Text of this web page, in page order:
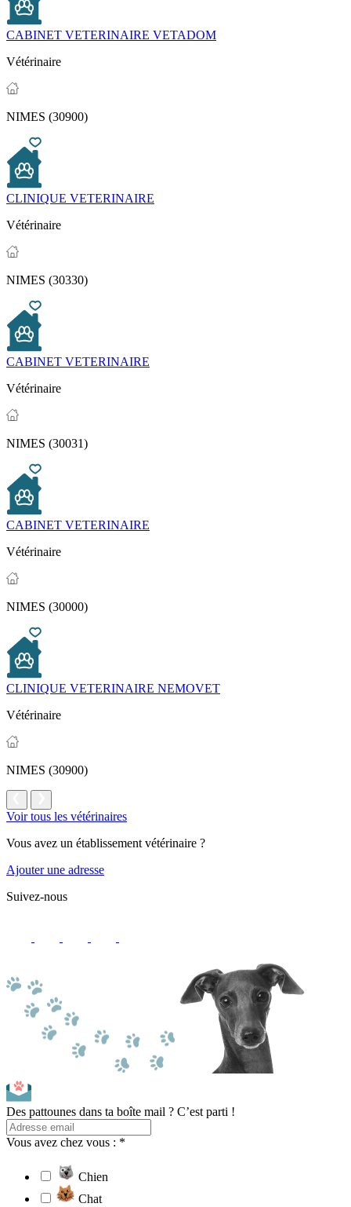
CABINET VETERINAIRE VETADOM
Vétérinaire
NIMES (30900)
CLINIQUE VETERINAIRE
Vétérinaire
NIMES (30330)
CABINET VETERINAIRE
Vétérinaire
NIMES (30031)
CABINET VETERINAIRE
Vétérinaire
NIMES (30000)
CLINIQUE VETERINAIRE NEMOVET
Vétérinaire
NIMES (30900)
Voir tous les vétérinaires
Vous avez un établissement vétérinaire ?
Ajouter une adresse
Suivez-nous
Des pattounes dans ta boîte mail ? C’est parti !
Vous avez chez vous : *
Chien
Chat